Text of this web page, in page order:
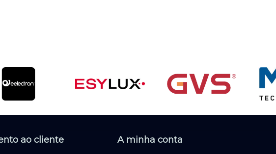
ao cliente A minha conta